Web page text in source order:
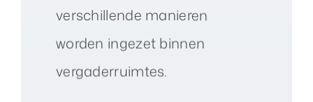
verschillende manieren
worden ingezet binnen
vergaderruimtes.